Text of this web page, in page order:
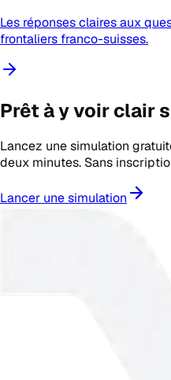
Les réponses claires aux
frontaliers franco-suisses.
Prêt à y voir clair
Lancez une simulation
deux minutes. Sans
Lancer une simulation